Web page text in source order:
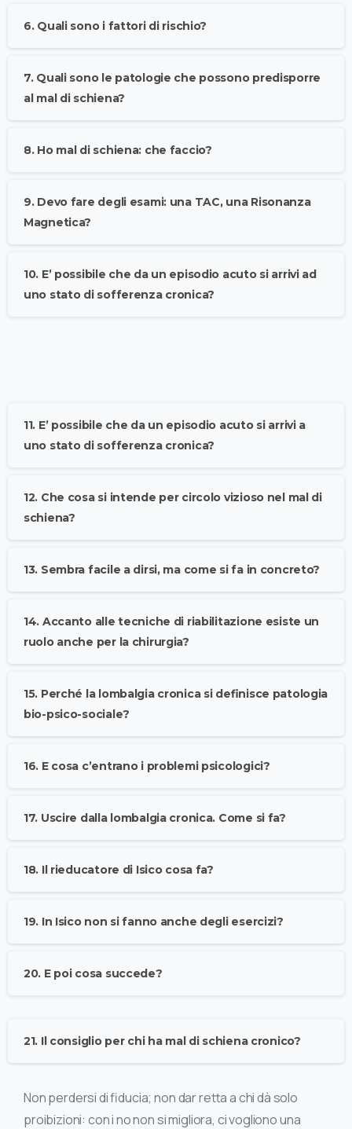
6. Quali sono i fattori di rischio?
7. Quali sono le patologie che possono predisporre
al mal di schiena?
8. Ho mal di schiena: che faccio?
9. Devo fare degli esami: una TAC, una Risonanza
Magnetica?
10. E’ possibile che da un episodio acuto si arrivi ad
uno stato di sofferenza cronica?
11. E’ possibile che da un episodio acuto si arrivi a
uno stato di sofferenza cronica?
12. Che cosa si intende per circolo vizioso nel mal di
schiena?
13. Sembra facile a dirsi, ma come si fa in concreto?
14. Accanto alle tecniche di riabilitazione esiste un
ruolo anche per la chirurgia?
15. Perché la lombalgia cronica si definisce patologia
bio-psico-sociale?
16. E cosa c’entrano i problemi psicologici?
17. Uscire dalla lombalgia cronica. Come si fa?
18. Il rieducatore di Isico cosa fa?
19. In Isico non si fanno anche degli esercizi?
20. E poi cosa succede?
21. Il consiglio per chi ha mal di schiena cronico?
Non perdersi di fiducia; non dar retta a chi dà solo
proibizioni: con i no non si migliora, ci vogliono una